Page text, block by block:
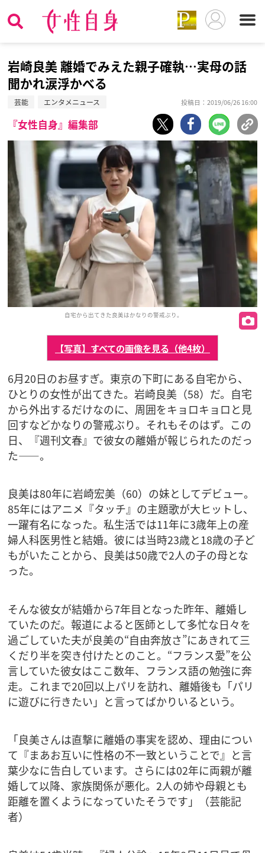
岩崎良美 離婚でみえた親子確執…実母の話
聞かれ涙浮かべる
芸能 エンタメニュース 投稿日：2019/06/26 16:00
『女性自身』編集部
自宅から出てきた良美はかなりの警戒ぶり。
【写真】すべての画像を見る（他4枚）
6月20日のお昼すぎ。東京の下町にある自宅から、
ひとりの女性が出てきた。岩崎良美（58）だ。自宅
から外出するだけなのに、周囲をキョロキョロと見
回すなどかなりの警戒ぶり。それもそのはず。この
日、『週刊文春』で彼女の離婚が報じられたのだっ
た――。
良美は80年に岩崎宏美（60）の妹としてデビュー。
85年にはアニメ『タッチ』の主題歌が大ヒットし、
一躍有名になった。私生活では11年に3歳年上の産
婦人科医男性と結婚。彼には当時23歳と18歳の子ど
もがいたことから、良美は50歳で2人の子の母とな
った。
そんな彼女が結婚から7年目となった昨年、離婚し
ていたのだ。報道によると医師として多忙な日々を
過ごしていた夫が良美の“自由奔放さ”にあきれて三
くだり半を突き付けたとのこと。“フランス愛”を公
言していた彼女はここ数年、フランス語の勉強に奔
走。これまで20回以上パリを訪れ、離婚後も「パリ
に遊びに行きたい」と言ってばかりいるという。
「良美さんは直撃に離婚の事実を認め、理由につい
て『まあお互いに性格の不一致ということで』と言
葉少なに告白しています。さらには02年に両親が離
婚して以降、家族関係が悪化。2人の姉や母親とも
距離を置くようになっていたそうです」（芸能記
者）